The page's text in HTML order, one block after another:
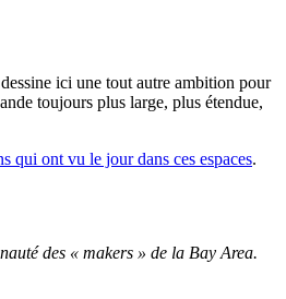
ici une tout autre ambition pour
toujours plus large, plus étendue,
qui ont vu le jour dans ces espaces.
des « makers » de la Bay Area.